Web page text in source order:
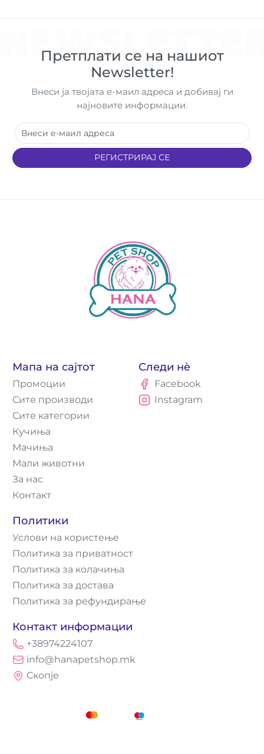
Претплати се на нашиот
Newsletter!
Внеси ја твојата е-маил адреса и добивај ги
најновите информации.
РЕГИСТРИРАЈ СЕ
Мапа на сајтот
Промоции
Сите производи
Сите категории
Кучиња
Мачиња
Мали животни
За нас
Контакт
Политики
Услови на користење
Политика за приватност
Политика за колачиња
Политика за достава
Политика за рефундирање
Контакт информации
+38974224107
info@hanapetshop.mk
Скопје
Следи нè
Facebook
Instagram